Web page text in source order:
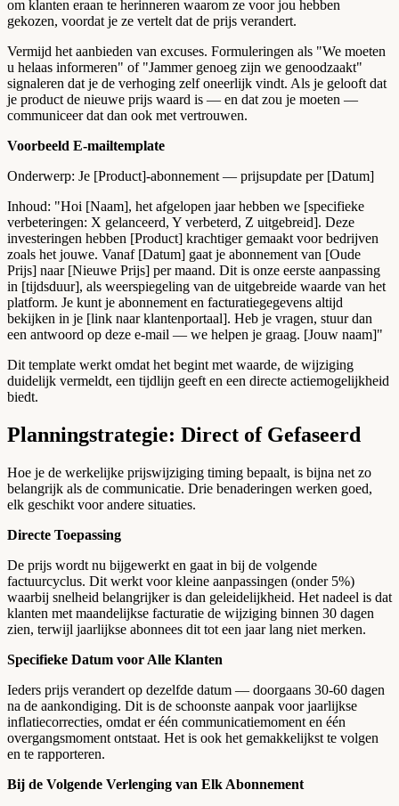
om klanten eraan te herinneren waarom ze voor jou hebben
gekozen, voordat je ze vertelt dat de prijs verandert.
Vermijd het aanbieden van excuses. Formuleringen als "We moeten
u helaas informeren" of "Jammer genoeg zijn we genoodzaakt"
signaleren dat je de verhoging zelf oneerlijk vindt. Als je gelooft dat
je product de nieuwe prijs waard is — en dat zou je moeten —
communiceer dat dan ook met vertrouwen.
Voorbeeld E-mailtemplate
Onderwerp: Je [Product]-abonnement — prijsupdate per [Datum]
Inhoud: "Hoi [Naam], het afgelopen jaar hebben we [specifieke
verbeteringen: X gelanceerd, Y verbeterd, Z uitgebreid]. Deze
investeringen hebben [Product] krachtiger gemaakt voor bedrijven
zoals het jouwe. Vanaf [Datum] gaat je abonnement van [Oude
Prijs] naar [Nieuwe Prijs] per maand. Dit is onze eerste aanpassing
in [tijdsduur], als weerspiegeling van de uitgebreide waarde van het
platform. Je kunt je abonnement en facturatiegegevens altijd
bekijken in je [link naar klantenportaal]. Heb je vragen, stuur dan
een antwoord op deze e-mail — we helpen je graag. [Jouw naam]"
Dit template werkt omdat het begint met waarde, de wijziging
duidelijk vermeldt, een tijdlijn geeft en een directe actiemogelijkheid
biedt.
Planningstrategie: Direct of Gefaseerd
Hoe je de werkelijke prijswijziging timing bepaalt, is bijna net zo
belangrijk als de communicatie. Drie benaderingen werken goed,
elk geschikt voor andere situaties.
Directe Toepassing
De prijs wordt nu bijgewerkt en gaat in bij de volgende
factuurcyclus. Dit werkt voor kleine aanpassingen (onder 5%)
waarbij snelheid belangrijker is dan geleidelijkheid. Het nadeel is dat
klanten met maandelijkse facturatie de wijziging binnen 30 dagen
zien, terwijl jaarlijkse abonnees dit tot een jaar lang niet merken.
Specifieke Datum voor Alle Klanten
Ieders prijs verandert op dezelfde datum — doorgaans 30-60 dagen
na de aankondiging. Dit is de schoonste aanpak voor jaarlijkse
inflatiecorrecties, omdat er één communicatiemoment en één
overgangsmoment ontstaat. Het is ook het gemakkelijkst te volgen
en te rapporteren.
Bij de Volgende Verlenging van Elk Abonnement